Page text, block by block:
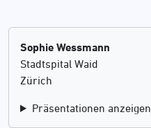
Sophie Wessmann
Stadtspital Waid
Zürich
Präsentationen anzeigen